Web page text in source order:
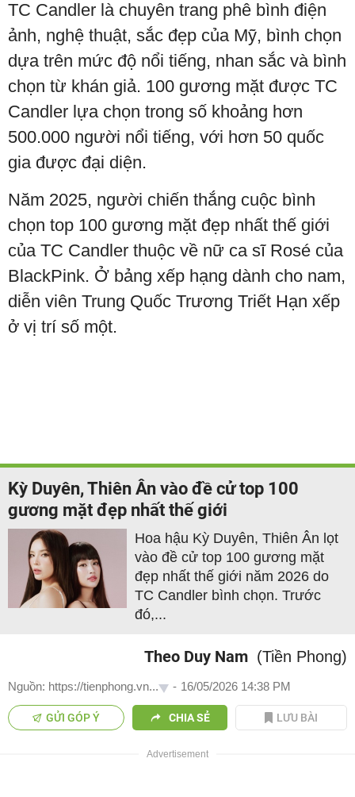
TC Candler là chuyên trang phê bình điện
ảnh, nghệ thuật, sắc đẹp của Mỹ, bình chọn
dựa trên mức độ nổi tiếng, nhan sắc và bình
chọn từ khán giả. 100 gương mặt được TC
Candler lựa chọn trong số khoảng hơn
500.000 người nổi tiếng, với hơn 50 quốc
gia được đại diện.
Năm 2025, người chiến thắng cuộc bình
chọn top 100 gương mặt đẹp nhất thế giới
của TC Candler thuộc về nữ ca sĩ Rosé của
BlackPink. Ở bảng xếp hạng dành cho nam,
diễn viên Trung Quốc Trương Triết Hạn xếp
ở vị trí số một.
Kỳ Duyên, Thiên Ân vào đề cử top 100
gương mặt đẹp nhất thế giới
Hoa hậu Kỳ Duyên, Thiên Ân lọt
vào đề cử top 100 gương mặt
đẹp nhất thế giới năm 2026 do
TC Candler bình chọn. Trước
đó,...
Theo Duy Nam (Tiền Phong)
Nguồn: https://tienphong.vn... - 16/05/2026 14:38 PM
GỬI GÓP Ý CHIA SẺ LƯU BÀI